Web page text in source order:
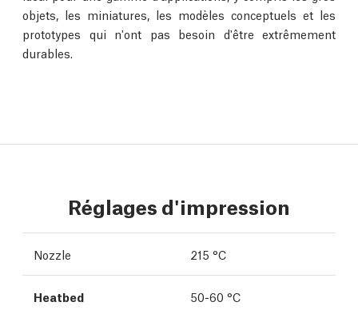
objets, les miniatures, les modèles conceptuels et les
prototypes qui n'ont pas besoin d'être extrêmement
durables.
Réglages d'impression
Nozzle 215 °C
Heatbed 50-60 °C